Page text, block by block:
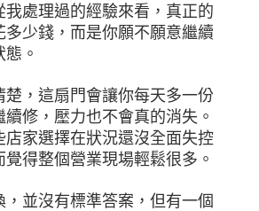
我處理過的經驗來看，真正的
多少錢，而是你願不願意繼續
。
楚，這扇門會讓你每天多一份
修，壓力也不會真的消失。
店家選擇在狀況還沒全面失控
得整個營業現場輕鬆很多。
，並沒有標準答案，但有一個